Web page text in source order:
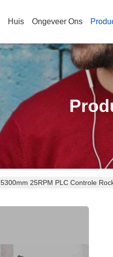
Huis Ongeveer Ons
5300mm 25RPM PLC Controle